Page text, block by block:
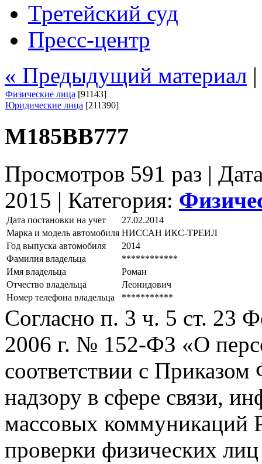
Третейский суд
Пресс-центр
« Предыдущий материал
Физические лица [91143]
Юридические лица [211390]
М185ВВ777
Просмотров 591 раз |
2015 | Категория:
Дата постановки на учет
27.02.2014
Марка и модель автомобиля НИССАН ИКС-ТРЕИЛ
Год выпуска автомобиля
2014
Фамилия владельца
************
Имя владельца
Роман
Отчество владельца
Леонидович
Номер телефона владельца
***********
Согласно п. 3 ч. 5 ст. 23
2006 г. № 152-ФЗ «О
соответствии с
надзору в сфере связи,
массовых коммуникаций
проверки физических